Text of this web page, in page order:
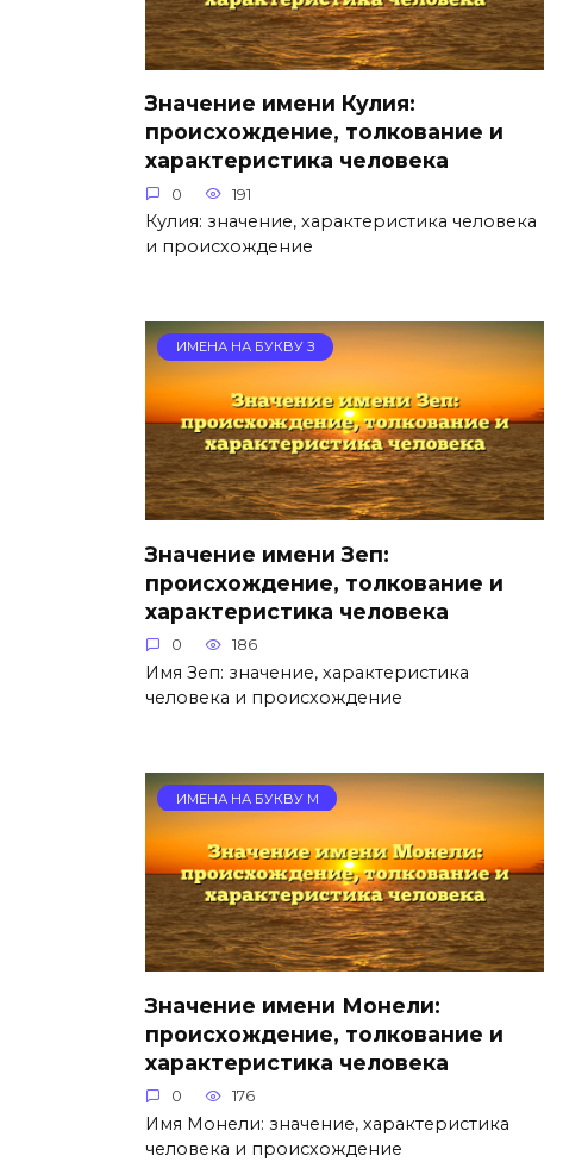
Значение имени Кулия:
происхождение, толкование и
характеристика человека
0 191
Кулия: значение, характеристика человека
и происхождение
ИМЕНА НА БУКВУ З
Значение имени Зеп:
происхождение, толкование и
характеристика человека
0 186
Имя Зеп: значение, характеристика
человека и происхождение
ИМЕНА НА БУКВУ М
Значение имени Монели:
происхождение, толкование и
характеристика человека
0 176
Имя Монели: значение, характеристика
человека и происхождение